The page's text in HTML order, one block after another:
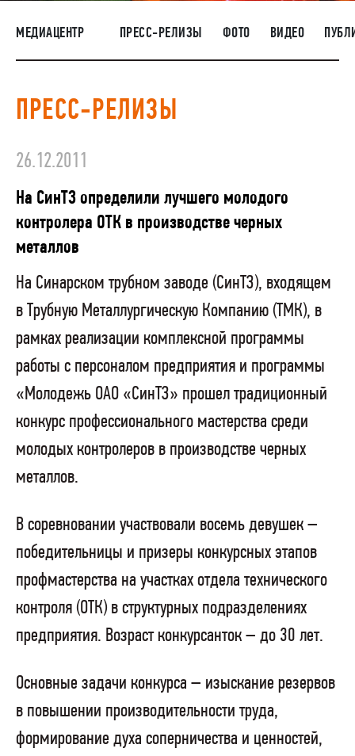
НАШИ ЛЮДИ
ОКРУЖАЮЩАЯ СРЕДА
РАСКРЫТИЕ ИНФОРМАЦИИ
ЗАКУПКИ
МЕДИАЦЕНТР ПРЕСС-РЕЛИЗЫ ФОТО ВИДЕО
ПРЕСС-РЕЛИЗЫ
26.12.2011
На СинТЗ определили лучшего молодого
контролера ОТК в производстве черных
металлов
На Синарском трубном заводе (СинТЗ), входящем
в Трубную Металлургическую Компанию (ТМК), в
рамках реализации комплексной программы
работы с персоналом предприятия и программы
«Молодежь ОАО «СинТЗ» прошел традиционный
конкурс профессионального мастерства среди
молодых контролеров в производстве черных
металлов.
В соревновании участвовали восемь девушек –
победительницы и призеры конкурсных этапов
профмастерства на участках отдела технического
контроля (ОТК) в структурных подразделениях
предприятия. Возраст конкурсанток – до 30 лет.
Основные задачи конкурса – изыскание резервов
в повышении производительности труда,
формирование духа соперничества и ценностей,